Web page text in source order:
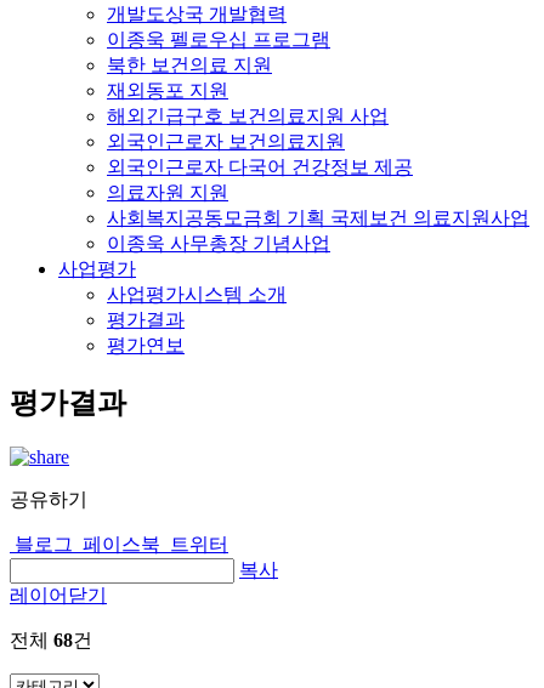
개발도상국 개발협력
이종욱 펠로우십 프로그램
북한 보건의료 지원
재외동포 지원
해외긴급구호 보건의료지원 사업
외국인근로자 보건의료지원
외국인근로자 다국어 건강정보 제공
의료자원 지원
사회복지공동모금회 기획 국제보건 의료지원사업
이종욱 사무총장 기념사업
사업평가
사업평가시스템 소개
평가결과
평가연보
평가결과
공유하기
블로그 페이스북
트위터
복사
레이어닫기
전체 68건